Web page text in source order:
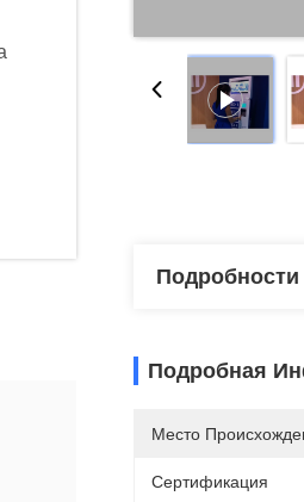
Подробная
Место
Сертификация